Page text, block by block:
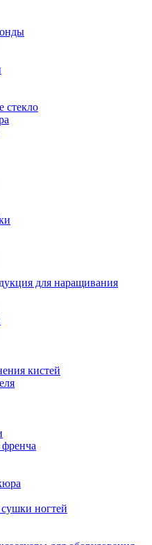
стекло
для наращивания
кистей
ногтей